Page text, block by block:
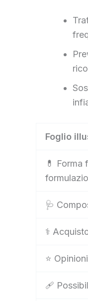
Foglio
💊 Forma
🩺
⚕️
⭐
🩹